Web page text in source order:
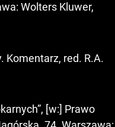
Wolters Kluwer,
Komentarz, red. R.A.
[w:] Prawo